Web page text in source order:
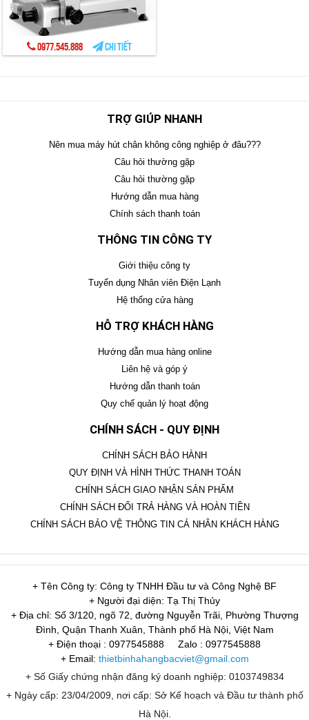
0977.545.888 Chi tiết
TRỢ GIÚP NHANH
Nên mua máy hút chân không công nghiệp ở đâu???
Câu hỏi thường gặp
Câu hỏi thường gặp
Hướng dẫn mua hàng
Chính sách thanh toán
THÔNG TIN CÔNG TY
Giới thiệu công ty
Tuyển dụng Nhân viên Điện Lạnh
Hệ thống cửa hàng
HỖ TRỢ KHÁCH HÀNG
Hướng dẫn mua hàng online
Liên hệ và góp ý
Hướng dẫn thanh toán
Quy chế quản lý hoạt động
CHÍNH SÁCH - QUY ĐỊNH
CHÍNH SÁCH BẢO HÀNH
QUY ĐỊNH VÀ HÌNH THỨC THANH TOÁN
CHÍNH SÁCH GIAO NHẬN SẢN PHẨM
CHÍNH SÁCH ĐỔI TRẢ HÀNG VÀ HOÀN TIỀN
CHÍNH SÁCH BẢO VỆ THÔNG TIN CÁ NHÂN KHÁCH HÀNG
+ Tên Công ty: Công ty TNHH Đầu tư và Công Nghệ BF
+ Người đại diện: Tạ Thị Thủy
+ Địa chỉ: Số 3/120, ngõ 72, đường Nguyễn Trãi, Phường Thượng
Đình, Quận Thanh Xuân, Thành phố Hà Nội, Việt Nam
+ Điện thoại : 0977545888
Zalo : 0977545888
+ Email: thietbinhahangbacviet@gmail.com
+ Số Giấy chứng nhận đăng ký doanh nghiệp: 0103749834
+ Ngày cấp: 23/04/2009, nơi cấp: Sở Kế hoạch và Đầu tư thành phố
Hà Nội.